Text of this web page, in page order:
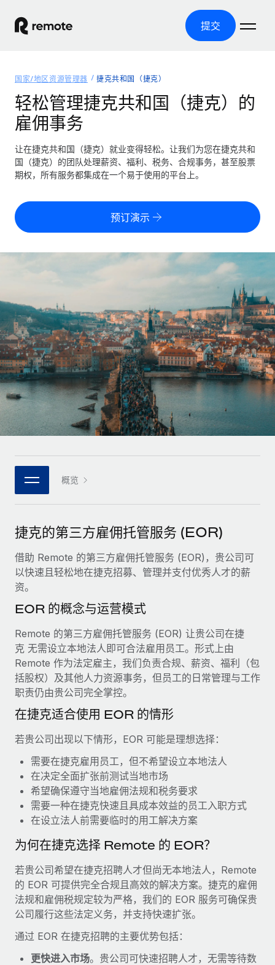
提交
产品
全球招聘
全球薪资管理
轻松运行合规薪资
零实体成本实现全球扩张
第三方合同工托管服务
PEO
外包复杂雇佣任务
基础设施
Remote Embedded
将人力资源无缝融入工作流程
团队的内置核心人力资源功能
连接 新的
使用我们的 MCP 将任何人工智能工具与 Remote 平台相连
服务
咨询专家
获得全球人力资源与合规方面的专家帮助
简化候选人筛选流程
合规守望台
防范合规风险
在全球范围内配置和跟踪 IT 设备
实体设立
快速建立合规实体
人员调配与搬迁
轻松搬迁员工
福利
轻松管理员工福利
解决方案
覆盖全球
国家/地区资源管理器
Remote 无惧对比
了解我们的竞争优势
成长阶段
初创企业
为成长型企业量身打造的全球敏捷型人力资源与薪资解决方案
中型市场
通过定制化人力资源解决方案扩展团队
面向大型企业的全球化人力资源服务
与我们携手合作
战略技术合作伙伴
成为合作伙伴
与我们共探合作机遇
Remote Build 即将推出
集成与人工智能自动化咨询
资源
误分类风险计算工具
按国家/地区检查员工误分类风险
计算任何国家的员工总成本
通过 REMOTE 学习
研究与指引
案例研究
人力资源术语表
核对表和模板
职位描述库
网络研讨会
新闻室
薪金与人才洞察
获得支持
查看全部资源
博客
EOR compliance
As the global workforce continues to expand in response
了解更多
What a Workday global payroll implementation
Most teams hear "payroll implementation" and picture a
six-month project with a dedicated team....
了解更多
定价
中文（简体）
Nederlands
Français
Deutsch
Español
Italiano
日本語
한국어
中文（简体）
国家/地区资源管理器 捷克共和国（捷克）
轻松管理捷克共和国（捷克）的
雇佣事务
让在捷克共和国（捷克）就业变得轻松。让我们为您在捷克共和
国（捷克）的团队处理薪资、福利、税务、合规事务，甚至股票
期权，所有服务都集成在一个易于使用的平台上。
预订演示
概览
捷克的第三方雇佣托管服务 (EOR)
借助 Remote 的第三方雇佣托管服务 (EOR)，贵公司可
以快速且轻松地在捷克招募、管理并支付优秀人才的薪
资。
EOR 的概念与运营模式
Remote 的第三方雇佣托管服务 (EOR) 让贵公司在捷
克 无需设立本地法人即可合法雇用员工。形式上由
Remote 作为法定雇主，我们负责合规、薪资、福利（包
括股权）及其他人力资源事务，但员工的日常管理与工作
职责仍由贵公司完全掌控。
在捷克适合使用 EOR 的情形
若贵公司出现以下情形，EOR 可能是理想选择：
需要在捷克雇用员工，但不希望设立本地法人
在决定全面扩张前测试当地市场
希望确保遵守当地雇佣法规和税务要求
需要一种在捷克快速且具成本效益的员工入职方式
在设立法人前需要临时的用工解决方案
为何在捷克选择 Remote 的 EOR？
若贵公司希望在捷克招聘人才但尚无本地法人，Remote
的 EOR 可提供完全合规且高效的解决方案。捷克的雇佣
法规和雇佣税规定较为严格，我们的 EOR 服务可确保贵
公司履行这些法定义务，并支持快速扩张。
通过 EOR 在捷克招聘的主要优势包括：
更快进入市场。贵公司可快速招聘人才，无需等待数